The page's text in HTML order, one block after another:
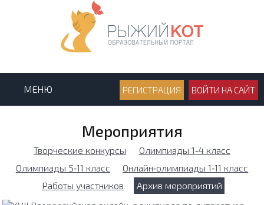
МЕНЮ РЕГИСТРАЦИЯ ВОЙТИ НА САЙТ
Мероприятия
Творческие конкурсы
Олимпиады 1‑4 класс
Олимпиады 5‑11 класс
Онлайн‑олимпиады 1‑11 класс
Работы участников
Архив мероприятий